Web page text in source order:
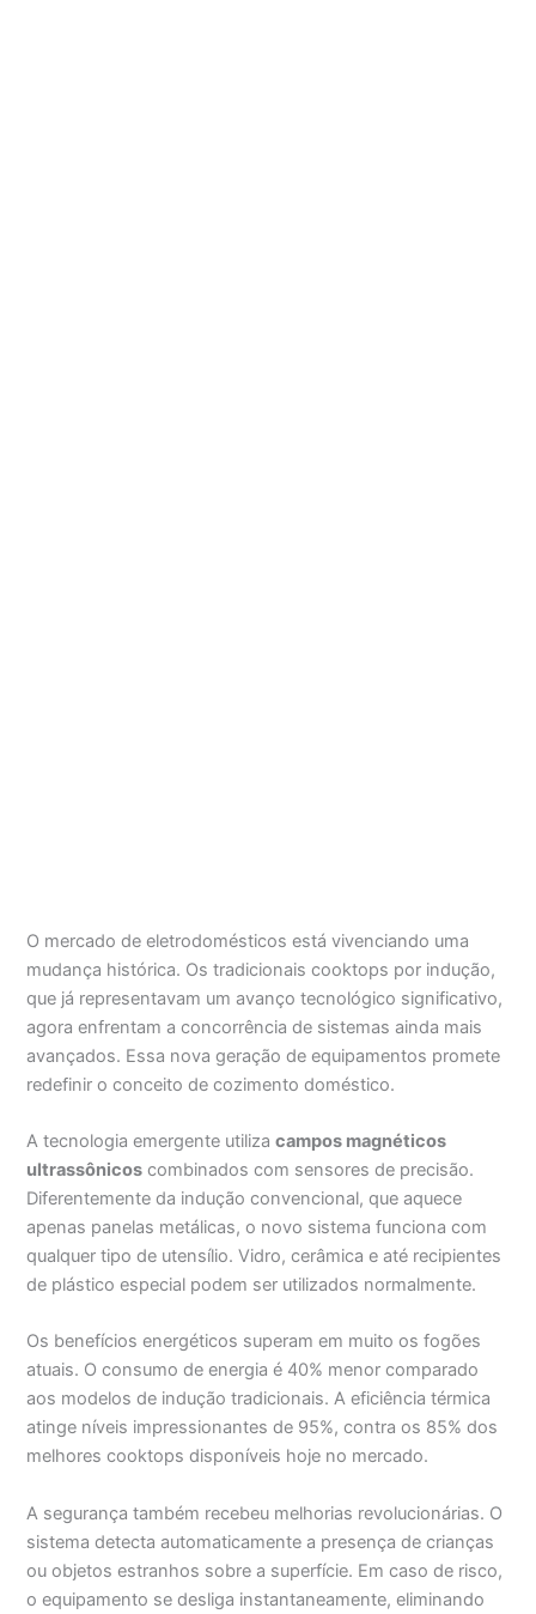
O mercado de eletrodomésticos está vivenciando uma
mudança histórica. Os tradicionais cooktops por indução,
que já representavam um avanço tecnológico significativo,
agora enfrentam a concorrência de sistemas ainda mais
avançados. Essa nova geração de equipamentos promete
redefinir o conceito de cozimento doméstico.
A tecnologia emergente utilizacampos magnéticos
ultrassônicos combinados com sensores de precisão.
Diferentemente da indução convencional, que aquece
apenas panelas metálicas, o novo sistema funciona com
qualquer tipo de utensílio. Vidro, cerâmica e até recipientes
de plástico especial podem ser utilizados normalmente.
Os benefícios energéticos superam em muito os fogões
atuais. O consumo de energia é 40% menor comparado
aos modelos de indução tradicionais. A eficiência térmica
atinge níveis impressionantes de 95%, contra os 85% dos
melhores cooktops disponíveis hoje no mercado.
A segurança também recebeu melhorias revolucionárias. O
sistema detecta automaticamente a presença de crianças
ou objetos estranhos sobre a superfície. Em caso de risco,
o equipamento se desliga instantaneamente, eliminando